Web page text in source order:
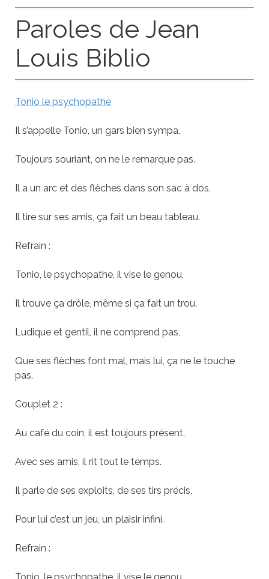
Paroles de Jean
Louis Biblio
Tonio le psychopathe
Il s’appelle Tonio, un gars bien sympa,
Toujours souriant, on ne le remarque pas.
Il a un arc et des flèches dans son sac à dos,
Il tire sur ses amis, ça fait un beau tableau.
Refrain :
Tonio, le psychopathe, il vise le genou,
Il trouve ça drôle, même si ça fait un trou.
Ludique et gentil, il ne comprend pas,
Que ses flèches font mal, mais lui, ça ne le touche
pas.
Couplet 2 :
Au café du coin, il est toujours présent,
Avec ses amis, il rit tout le temps.
Il parle de ses exploits, de ses tirs précis,
Pour lui c’est un jeu, un plaisir infini.
Refrain :